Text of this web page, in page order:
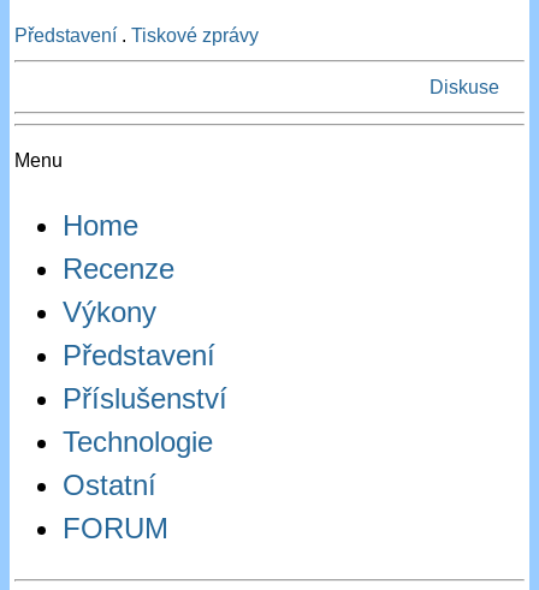
Představení .Tiskové zprávy
Diskuse
Menu
Home
Recenze
Výkony
Představení
Příslušenství
Technologie
Ostatní
FORUM